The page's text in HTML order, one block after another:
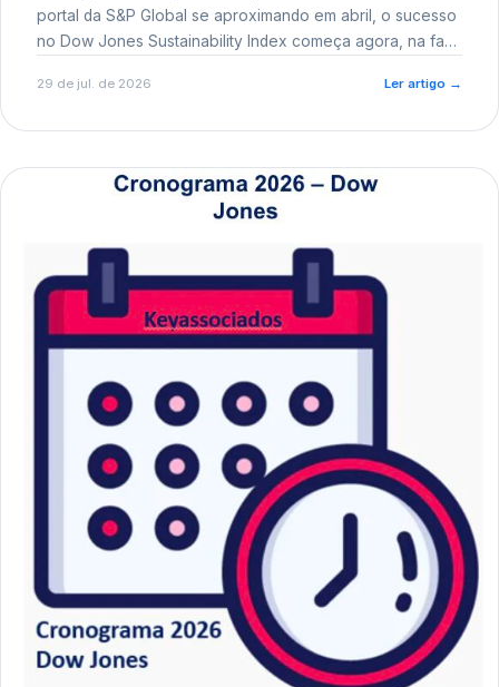
portal da S&P Global se aproximando em abril, o sucesso
no Dow Jones Sustainability Index começa agora, na fase
29 de jul. de 2026 Ler artigo →